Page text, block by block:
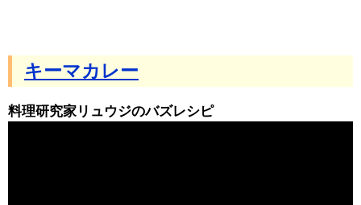
キーマカレー
料理研究家リュウジのバズレシピ